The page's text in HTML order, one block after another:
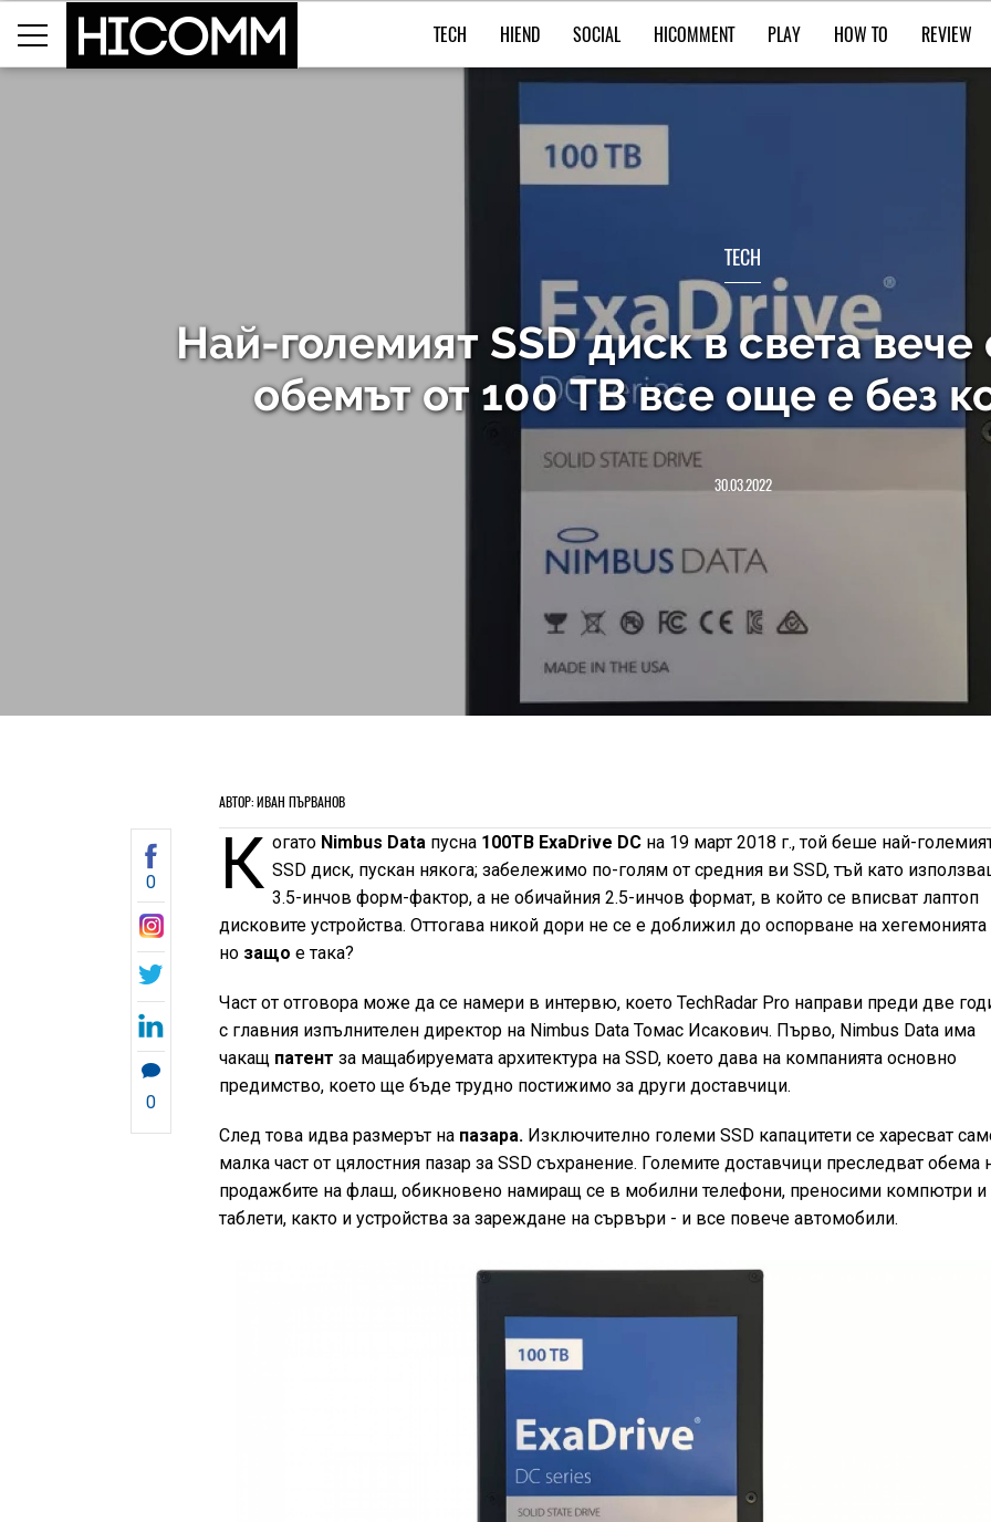
TECH HIEND SOCIAL HICOMMENT PLAY HOW TO REVIEW
TECH
Най-големият SSD диск в света вече
обемът от 100 ТВ все още е без
30.03.2022
АВТОР: ИВАН ПЪРВАНОВ
0
0
К огатоNimbus Dataпусна 100TB ExaDrive DCна 19 март 2018 г., той беше най-
SSD диск, пускан някога; забележимо по-голям от средния ви SSD, тъй като
3.5-инчов форм-фактор, а не обичайния 2.5-инчов формат, в който се вписват лаптоп
дисковите устройства. Оттогава никой дори не се е доближил до оспорване на
но защо е така?
Част от отговора може да се намери в интервю, което TechRadar Pro направи преди две
с главния изпълнителен директор на Nimbus Data Томас Исакович. Първо, Nimbus Data има
чакащ патент за мащабируемата архитектура на SSD, което дава на компанията основно
предимство, което ще бъде трудно постижимо за други доставчици.
След това идва размерът на пазара. Изключително големи SSD капацитети се харесват
малка част от цялостния пазар за SSD съхранение. Големите доставчици преследват обема
продажбите на флаш, обикновено намиращ се в мобилни телефони, преносими компютри и
таблети, както и устройства за зареждане на сървъри - и все повече автомобили.